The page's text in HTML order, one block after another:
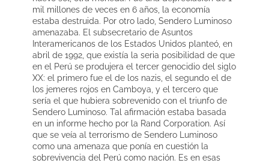
mil millones de veces en 6 años, la economía
estaba destruida. Por otro lado, Sendero Luminoso
amenazaba. El subsecretario de Asuntos
Interamericanos de los Estados Unidos planteó, en
abril de 1992, que existía la seria posibilidad de que
en el Perú se produjera el tercer genocidio del siglo
XX: el primero fue el de los nazis, el segundo el de
los jemeres rojos en Camboya, y el tercero que
sería el que hubiera sobrevenido con el triunfo de
Sendero Luminoso. Tal afirmación estaba basada
en un informe hecho por la Rand Corporation. Así
que se veía al terrorismo de Sendero Luminoso
como una amenaza que ponía en cuestión la
sobrevivencia del Perú como nación. Es en esas